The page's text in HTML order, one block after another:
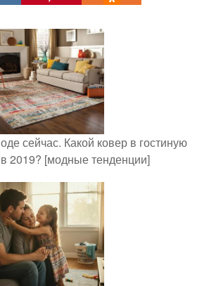
сейчас. Какой ковер в гостиную
2019? [модные тенденции]